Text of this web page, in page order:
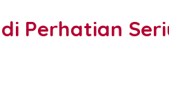
Perhatian